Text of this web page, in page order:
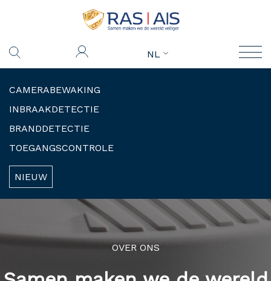
NL
CAMERABEWAKING
INBRAAKDETECTIE
BRANDDETECTIE
TOEGANGSCONTROLE
NIEUW
OVER ONS